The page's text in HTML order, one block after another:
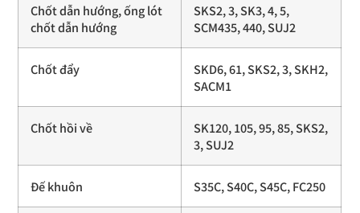
Chốt dẫn hướng, ống lót
chốt dẫn hướng
SKS2, 3, SK3, 4, 5,
SCM435, 440, SUJ2
Chốt đẩy
SKD6, 61, SKS2, 3, SKH2,
SACM1
Chốt hồi về
SK120, 105, 95, 85, SKS2,
3, SUJ2
Đế khuôn S35C, S40C, S45C, FC250